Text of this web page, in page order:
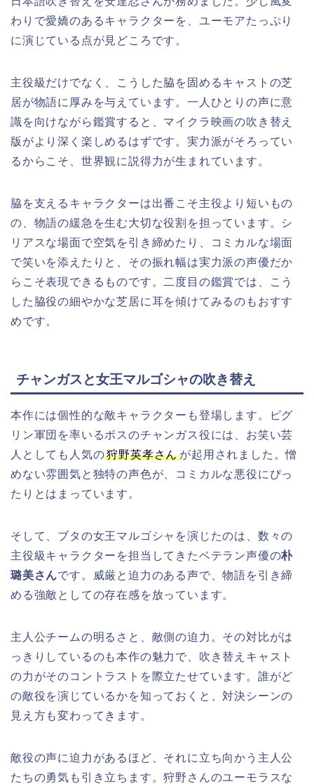
わりで愛嬌のあるキャラクターを、ユーモアたっぷり
に演じている点が見どころです。
主役級だけでなく、こうした脇を固めるキャストの芝
居が物語に厚みを与えています。一人ひとりの声に意
識を向けながら鑑賞すると、マイクラ映画の吹き替え
版がより深く楽しめるはずです。実力派がそろってい
るからこそ、世界観に説得力が生まれています。
脇を支えるキャラクターは出番こそ主役より短いもの
の、物語の緩急を生む大切な役割を担っています。シ
リアスな場面で空気を引き締めたり、コミカルな場面
で笑いを添えたりと、その振れ幅は実力派の声優だか
らこそ表現できるものです。二度目の鑑賞では、こう
した脇役の細やかな芝居に耳を傾けてみるのもおすす
めです。
チャンガスと女王マルゴシャの吹き替え
本作には個性的な敵キャラクターも登場します。ピグ
リン軍団を率いるボスのチャンガス役には、お笑い芸
人としても人気の狩野英孝さん が起用されました。憎
めない雰囲気と独特の声色が、コミカルな悪役にぴっ
たりとはまっています。
そして、ブタの女王マルゴシャを演じたのは、数々の
主役級キャラクターを担当してきたベテラン声優の朴
璐美さんです。威厳と迫力のある声で、物語を引き締
める強敵としての存在感を放っています。
主人公チームの明るさと、敵側の迫力。その対比がは
っきりしているのも本作の魅力で、吹き替えキャスト
の力がそのコントラストを際立たせています。誰がど
の敵役を演じているかを知っておくと、対決シーンの
見え方も変わってきます。
敵役の声に迫力があるほど、それに立ち向かう主人公
たちの勇気も引き立ちます。狩野さんのユーモラスな